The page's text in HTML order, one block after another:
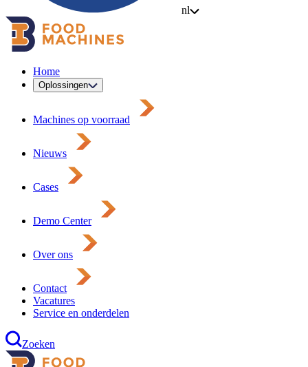
nl
Home
Oplossingen
Machines op voorraad
Nieuws
Cases
Demo Center
Over ons
Contact
Vacatures
Service en onderdelen
Zoeken